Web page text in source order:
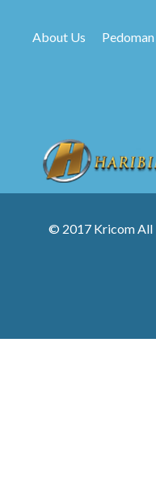
About Us
© 2017 Kricom All